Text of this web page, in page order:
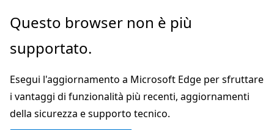
Ignora
passa
contenuto
principale
Passare
allo
spostamento
pagina
Questo browser non è più
supportato.
Esegui l'aggiornamento a Microsoft Edge per sfruttare
i vantaggi di funzionalità più recenti, aggiornamenti
della sicurezza e supporto tecnico.